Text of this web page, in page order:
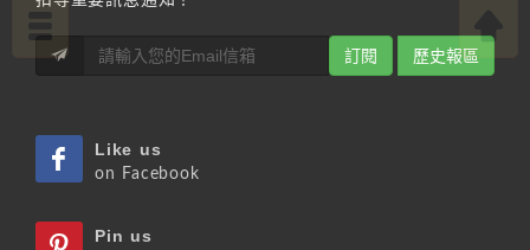
訂閱 歷史報區
Like us
on Facebook
Pin us